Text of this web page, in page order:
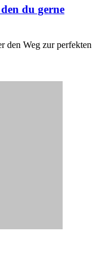
du gerne
den Weg zur perfekten